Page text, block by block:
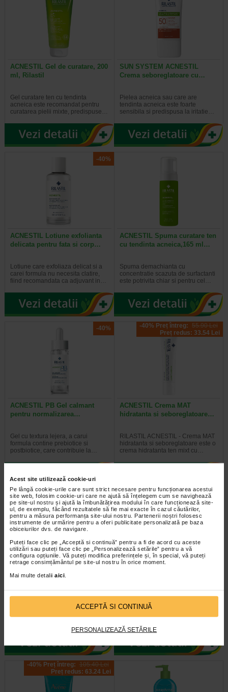
Acest site utilizează cookie-uri
Pe lângă cookie-urile care sunt strict necesare pentru funcționarea acestui
site web, folosim cookie-uri care ne ajută să înțelegem cum se navighează
pe site-ul nostru și ajută la îmbunătățirea modului în care funcționează site-
ul, de exemplu, făcând rezultatele să fie mai exacte în cazul căutărilor,
pentru a măsura performanța site-ului nostru. Partenerii noștri folosesc
instrumente de urmărire pentru a oferi publicitate personalizată pe baza
obiceiurilor dvs. de navigare.
Puteți face clic pe „Acceptă si continuă” pentru a fi de acord cu aceste
utilizări sau puteți face clic pe „Personalizează setările” pentru a vă
configura opțiunile. Vă puteți modifica preferințele și, în special, vă puteți
retrage consimțământul pe site-ul nostru în orice moment.
Mai multe detalii aici
ACCEPTĂ SI CONTINUĂ
PERSONALIZEAZĂ SETĂRILE
ACNESTIL Gel de curatare, 200
ml, Rilastil
Gel curatare ten cu tendinta
acneica este recomandat pentru
curatarea pielii mixte, predispuse…
SUN SYSTEM ACNESTIL
Crema seboreglatoare cu…
Pielea acneica sau care are
tendinta acneica este foarte
sensibila si predispusa la iritatie…
-40%
ACNESTIL Lotiune exfolianta
delicata pentru fata si corp…
Lotiune care exfoliaza delicat si a
carei formula nu necesita clatire,
fiind recomandata ca adjuvant in…
ACNESTIL Spuma curatare ten
cu tendinta acneica,165 ml…
Spuma demachianta cu
concentratie scazuta de surfactanti
este potrivita chiar si pentru cel…
-40%
ACNESTIL PB Gel calmant
pentru normalizarea…
Gel cu textura lejera, a carui
formula contine prebiotice si
postbiotice, care contribuie la…
-40% Preț întreg: 55.90 Lei
Preț redus: 33.54 Lei
ACNESTIL Crema MAT
hidratanta si seboreglatoare…
RILASTIL ACNESTIL - Crema MAT
hidratanta si seboreglatoare este o
crema hidratanta ten mixt cu…
ACNESTIL Crema H BIOME
Este o crema conceputa pentru
Plătești 2, primești 3
Spray purificator pentru corp, cu
-40% Preț întreg: 105.40 Lei
Preț redus: 63.24 Lei